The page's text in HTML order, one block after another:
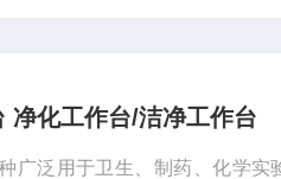
净化工作台/洁净工作台
广泛用于卫生、制药、化学实